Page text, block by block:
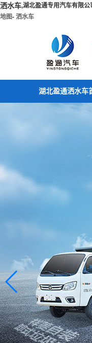
洒水车,湖北盈通专用汽车有限
地图- 洒水车
湖北盈通洒水车